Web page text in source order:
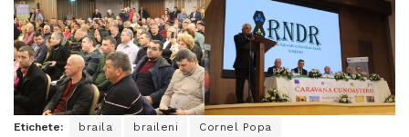
Etichete: braila braileni
Cornel Popa